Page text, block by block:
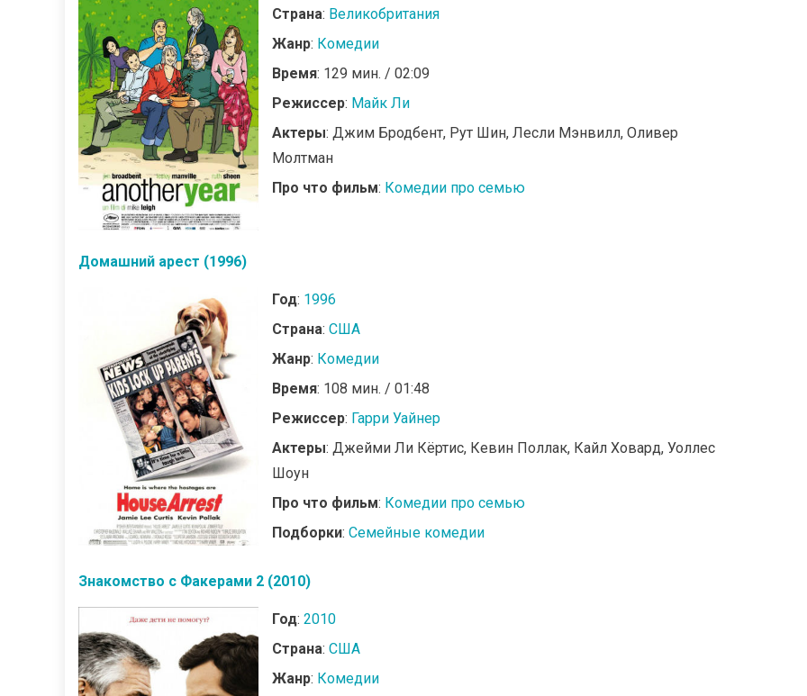
Страна: Великобритания
Жанр: Комедии
Время: 129 мин. / 02:09
Режиссер: Майк Ли
Актеры: Джим Бродбент, Рут Шин, Лесли Мэнвилл, Оливер
Молтман
Про что фильм: Комедии про семью
Домашний арест (1996)
Год: 1996
Страна: США
Жанр: Комедии
Время: 108 мин. / 01:48
Режиссер: Гарри Уайнер
Актеры: Джейми Ли Кёртис, Кевин Поллак, Кайл Ховард, Уоллес
Шоун
Про что фильм: Комедии про семью
Подборки: Семейные комедии
Знакомство с Факерами 2 (2010)
Год: 2010
Страна: США
Жанр: Комедии